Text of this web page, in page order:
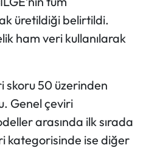
üretildiği belirtildi.
ham veri kullanılarak
skoru 50 üzerinden
Genel çeviri
arasında ilk sırada
kategorisinde ise diğer